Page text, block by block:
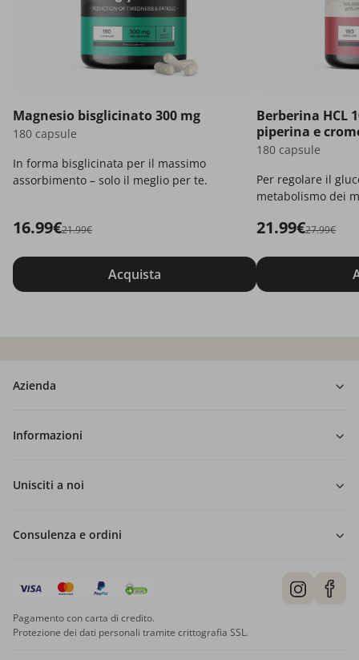
Magnesio bisglicinato 300 mg
180 capsule
In forma bisglicinata per il massimo
assorbimento – solo il meglio per te.
16.99€21.99€
Acquista
Berberina HCL
piperina e
180 capsule
Per regolare il
metabolismo dei
21.99€27.99€
Azienda
Informazioni
Unisciti a noi
Consulenza e ordini
Pagamento con carta di credito.
Protezione dei dati personali tramite crittografia SSL.